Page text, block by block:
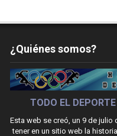
¿Quiénes somos?
TODO EL
Esta web se creó, un 9 de julio
tener en un sitio web la